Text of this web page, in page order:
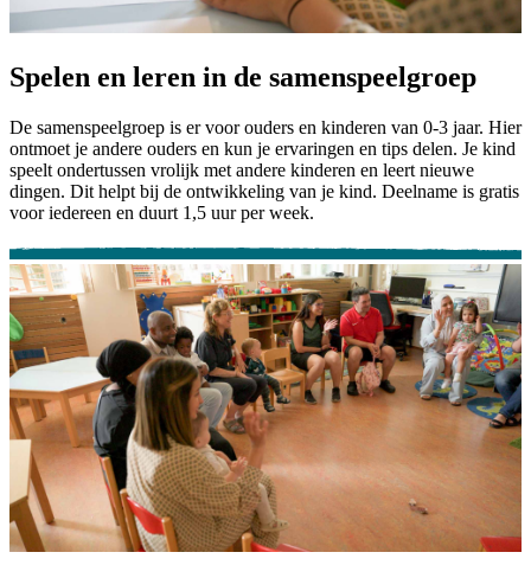
Spelen en leren in de samenspeelgroep
De samenspeelgroep is er voor ouders en kinderen van 0-3 jaar. Hier
ontmoet je andere ouders en kun je ervaringen en tips delen. Je kind
speelt ondertussen vrolijk met andere kinderen en leert nieuwe
dingen. Dit helpt bij de ontwikkeling van je kind. Deelname is gratis
voor iedereen en duurt 1,5 uur per week.